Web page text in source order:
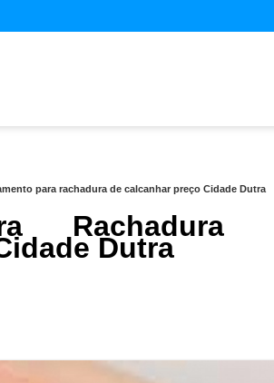
para rachadura de calcanhar preço Cidade Dutra
Rachadura
Dutra